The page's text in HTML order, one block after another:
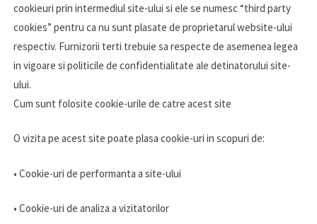
cookieuri prin intermediul site-ului si ele se numesc “third party
cookies” pentru ca nu sunt plasate de proprietarul website-ului
respectiv. Furnizorii terti trebuie sa respecte de asemenea legea
in vigoare si politicile de confidentialitate ale detinatorului site-
ului.
Cum sunt folosite cookie-urile de catre acest site
O vizita pe acest site poate plasa cookie-uri in scopuri de:
• Cookie-uri de performanta a site-ului
• Cookie-uri de analiza a vizitatorilor